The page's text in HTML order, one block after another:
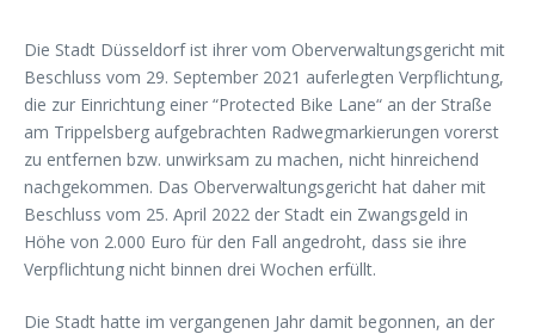
Die Stadt Düsseldorf ist ihrer vom Oberverwaltungsgericht mit
Beschluss vom 29. September 2021 auferlegten Verpflichtung,
die zur Einrichtung einer “Protected Bike Lane“ an der Straße
am Trippelsberg aufgebrachten Radwegmarkierungen vorerst
zu entfernen bzw. unwirksam zu machen, nicht hinreichend
nachgekommen. Das Oberverwaltungsgericht hat daher mit
Beschluss vom 25. April 2022 der Stadt ein Zwangsgeld in
Höhe von 2.000 Euro für den Fall angedroht, dass sie ihre
Verpflichtung nicht binnen drei Wochen erfüllt.
Die Stadt hatte im vergangenen Jahr damit begonnen, an der